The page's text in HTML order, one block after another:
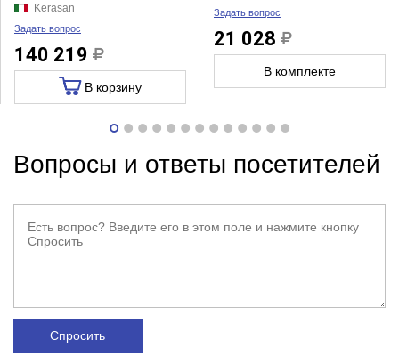
Kerasan
Задать вопрос
140 219
В корзину
Задать вопрос
21 028
В комплекте
Вопросы и ответы посетителей
Спросить